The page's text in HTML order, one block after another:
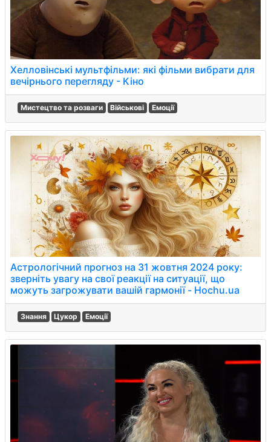
Хелловінські мультфільми: які фільми вибрати для
вечірнього перегляду - Кіно
Мистецтво та розваги Військові Емоції
Астрологічний прогноз на 31 жовтня 2024 року:
зверніть увагу на свої реакції на ситуації, що
можуть загрожувати вашій гармонії - Hochu.ua
Знання Цукор Емоції